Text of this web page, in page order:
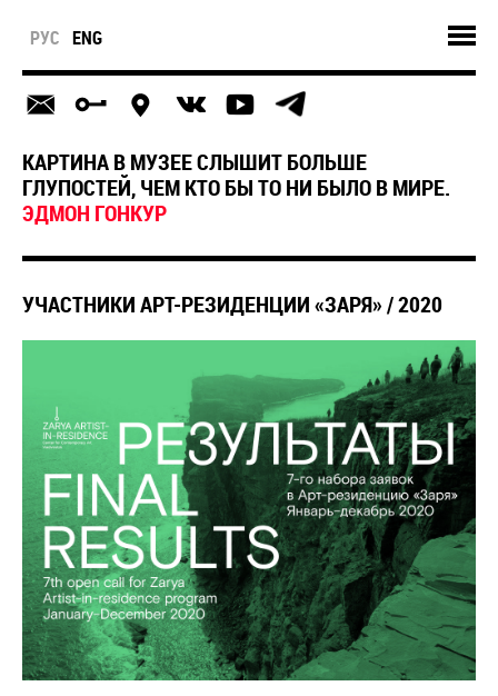
РУС ENG
КАРТИНА В МУЗЕЕ СЛЫШИТ БОЛЬШЕ
ГЛУПОСТЕЙ, ЧЕМ КТО БЫ ТО НИ БЫЛО В МИРЕ.
ЭДМОН ГОНКУР
УЧАСТНИКИ АРТ-РЕЗИДЕНЦИИ «ЗАРЯ» / 2020